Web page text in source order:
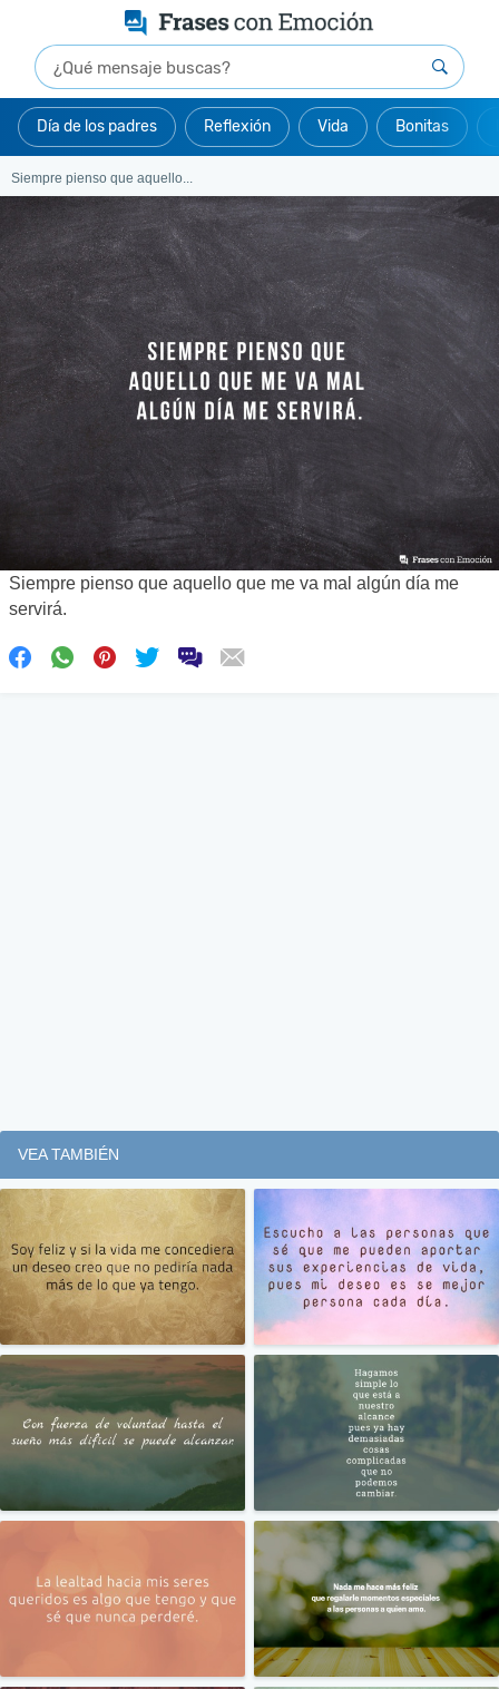
Día de los padres Reflexión Vida Bonitas
Siempre pienso que aquello...
Siempre pienso que aquello que me va mal algún día me
servirá.
VEA TAMBIÉN